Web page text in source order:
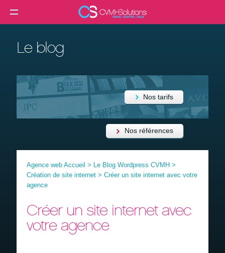
MENU
Créer un site internet
Création de site e-commerce
Création de site vitrine
Formation
Contact
Devis gratuit
Le blog
Nos tarifs
Nos références
Agence web Accueil > Le Blog Wordpress CVMH >
Création de site internet > Créer un site internet avec votre
agence
Créer un site internet avec
votre agence